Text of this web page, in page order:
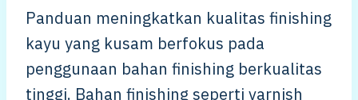
Panduan meningkatkan kualitas finishing
kayu yang kusam berfokus pada
penggunaan bahan finishing berkualitas
tinggi. Bahan finishing seperti varnish